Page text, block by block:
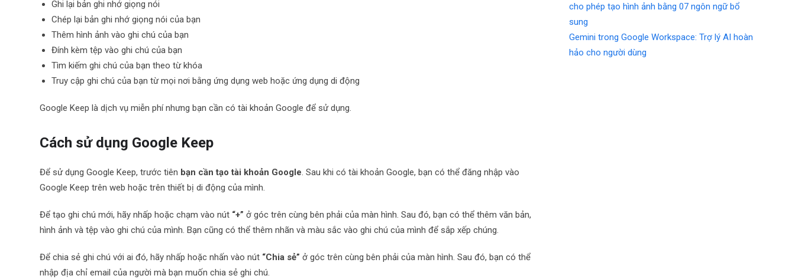
Ghi lại bản ghi nhớ giọng nói
Chép lại bản ghi nhớ giọng nói của bạn
Thêm hình ảnh vào ghi chú của bạn
Đính kèm tệp vào ghi chú của bạn
Tìm kiếm ghi chú của bạn theo từ khóa
Truy cập ghi chú của bạn từ mọi nơi bằng ứng dụng web hoặc ứng dụng di động
Google Keep là dịch vụ miễn phí nhưng bạn cần có tài khoản Google để sử dụng.
Cách sử dụng Google Keep
Để sử dụng Google Keep, trước tiên bạn cần tạo tài khoản Google. Sau khi có tài khoản Google, bạn có thể đăng nhập vào
Google Keep trên web hoặc trên thiết bị di động của mình.
Để tạo ghi chú mới, hãy nhấp hoặc chạm vào nút “+”ở góc trên cùng bên phải của màn hình. Sau đó, bạn có thể thêm văn bản,
hình ảnh và tệp vào ghi chú của mình. Bạn cũng có thể thêm nhãn và màu sắc vào ghi chú của mình để sắp xếp chúng.
Để chia sẻ ghi chú với ai đó, hãy nhấp hoặc nhấn vào nút “Chia sẻ” ở góc trên cùng bên phải của màn hình. Sau đó, bạn có thể
nhập địa chỉ email của người mà bạn muốn chia sẻ ghi chú.
cho phép tạo hình ảnh bằng 07 ngôn ngữ bổ
sung
Gemini trong Google Workspace: Trợ lý AI hoàn
hảo cho người dùng